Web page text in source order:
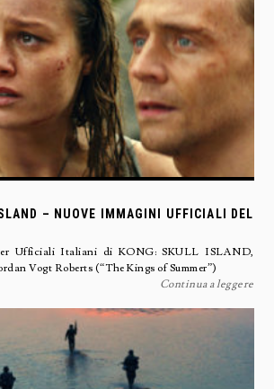
– NUOVE IMMAGINI UFFICIALI DEL
Ufficiali Italiani di KONG: SKULL ISLAND,
Vogt Roberts (“The Kings of Summer”)
Continua a leggere